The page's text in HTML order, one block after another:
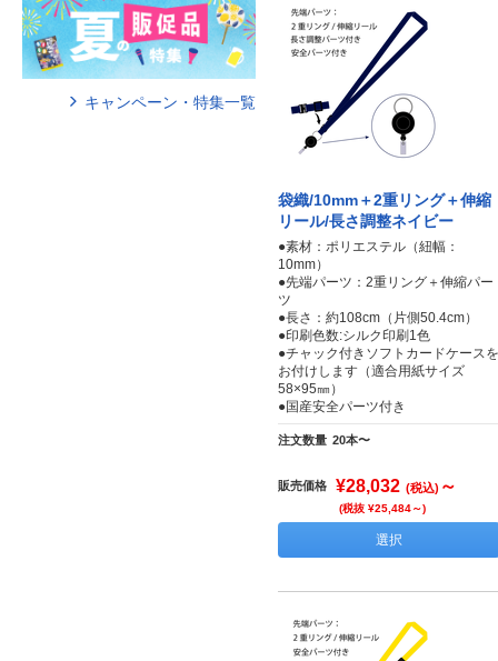
袋織/10mm＋2重リング＋伸縮
リール/長さ調整ネイビー
●素材：ポリエステル（紐幅：
10mm）
●先端パーツ：2重リング＋伸縮パー
ツ
●長さ：約108cm（片側50.4cm）
●印刷色数:シルク印刷1色
●チャック付きソフトカードケースを
お付けします（適合用紙サイズ
58×95㎜）
●国産安全パーツ付き
注文数量 20本〜
販売価格 ¥28,032 (税込) ～
(税抜 ¥25,484～)
選択
キャンペーン・特集一覧